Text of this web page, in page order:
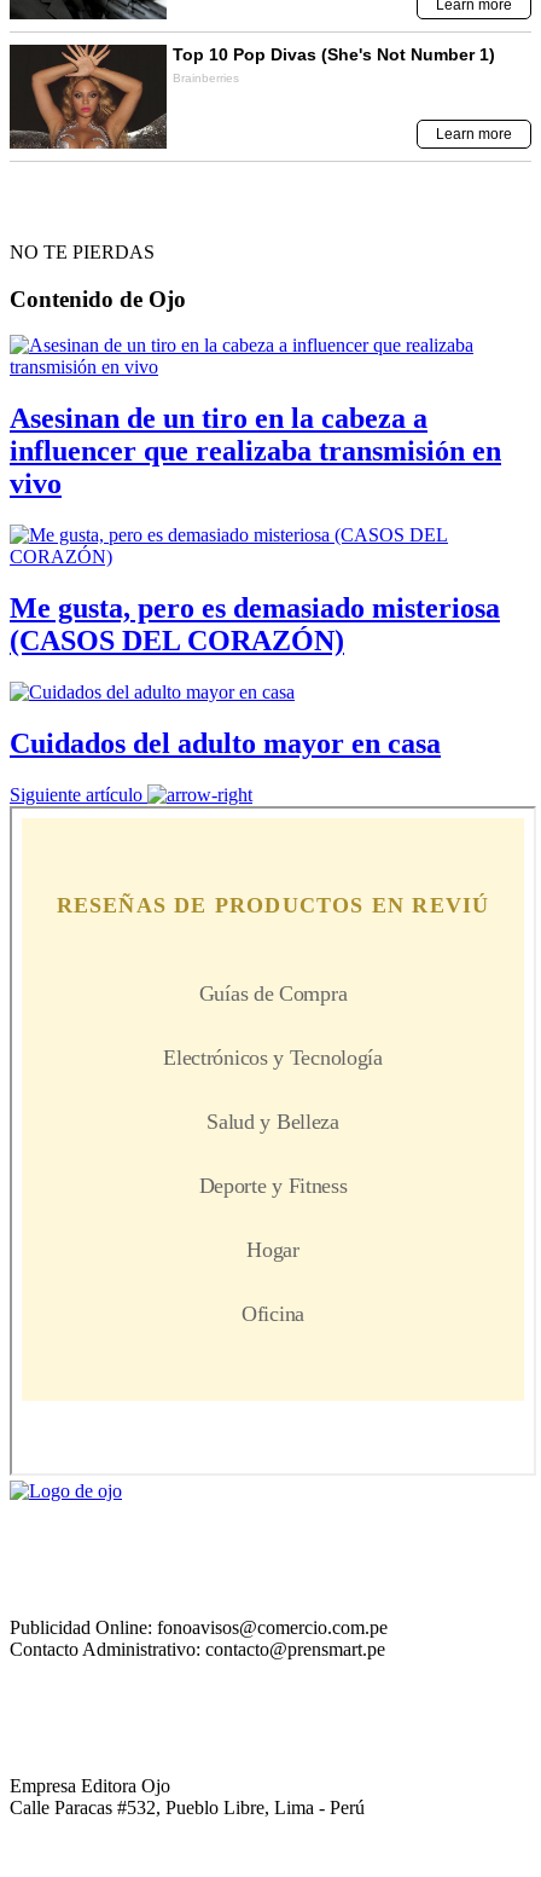
NO TE PIERDAS
Contenido de Ojo
Asesinan de un tiro en la cabeza a
influencer que realizaba transmisión en
vivo
Me gusta, pero es demasiado misteriosa
(CASOS DEL CORAZÓN)
Cuidados del adulto mayor en casa
Siguiente artículo
Publicidad Online: fonoavisos@comercio.com.pe
Contacto Administrativo: contacto@prensmart.pe
Empresa Editora Ojo
Calle Paracas #532, Pueblo Libre, Lima - Perú